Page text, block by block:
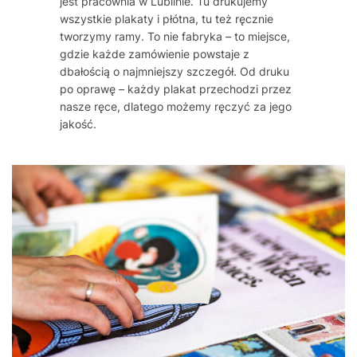
wszystkie plakaty i płótna, tu też ręcznie
tworzymy ramy. To nie fabryka – to miejsce,
gdzie każde zamówienie powstaje z
dbałością o najmniejszy szczegół. Od druku
po oprawę – każdy plakat przechodzi przez
nasze ręce, dlatego możemy ręczyć za jego
jakość.